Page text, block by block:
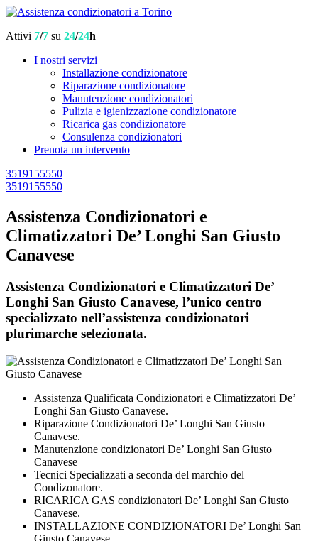
Attivi 7/7 su 24/24h
I nostri servizi
Installazione condizionatore
Riparazione condizionatore
Manutenzione condizionatori
Pulizia e igienizzazione condizionatore
Ricarica gas condizionatore
Consulenza condizionatori
Prenota un intervento
3519155550
3519155550
Assistenza Condizionatori e
Climatizzatori De’ Longhi San Giusto
Canavese
Assistenza Condizionatori e Climatizzatori De’
Longhi San Giusto Canavese, l’unico centro
specializzato nell’assistenza condizionatori
plurimarche selezionata.
Assistenza Qualificata Condizionatori e Climatizzatori De’
Longhi San Giusto Canavese.
Riparazione Condizionatori De’ Longhi San Giusto
Canavese.
Manutenzione condizionatori De’ Longhi San Giusto
Canavese
Tecnici Specializzati a seconda del marchio del
Condizonatore.
RICARICA GAS condizionatori De’ Longhi San Giusto
Canavese.
INSTALLAZIONE CONDIZIONATORI De’ Longhi San
Giusto Canavese